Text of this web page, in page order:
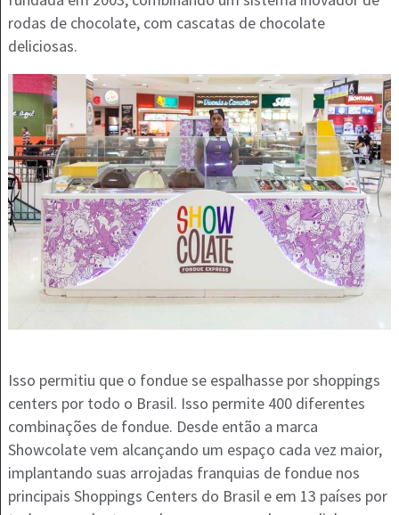
rodas de chocolate, com cascatas de chocolate
deliciosas.
Isso permitiu que o fondue se espalhasse por shoppings
centers por todo o Brasil. Isso permite 400 diferentes
combinações de fondue. Desde então a marca
Showcolate vem alcançando um espaço cada vez maior,
implantando suas arrojadas franquias de fondue nos
principais Shoppings Centers do Brasil e em 13 países por